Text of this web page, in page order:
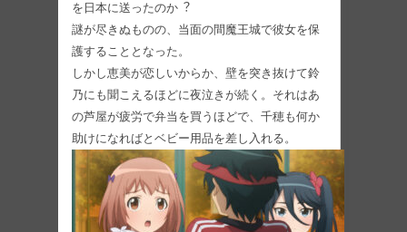
を⽇本に送ったのか︖
謎が尽きぬものの、当⾯の間魔王城で彼⼥を保
護することとなった。
しかし恵美が恋しいからか、壁を突き抜けて鈴
乃にも聞こえるほどに夜泣きが続く。それはあ
の芦屋が疲労で弁当を買うほどで、千穂も何か
助けになればとベビー⽤品を差し⼊れる。